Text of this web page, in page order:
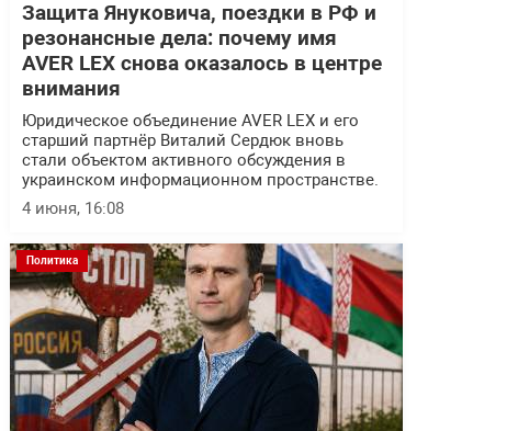
Защита Януковича, поездки в РФ и
резонансные дела: почему имя
AVER LEX снова оказалось в центре
внимания
Юридическое объединение AVER LEX и его
старший партнёр Виталий Сердюк вновь
стали объектом активного обсуждения в
украинском информационном пространстве.
4 июня, 16:08
Политика